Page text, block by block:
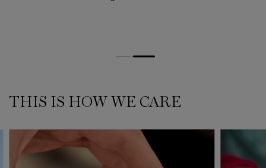
THIS IS HOW WE CARE